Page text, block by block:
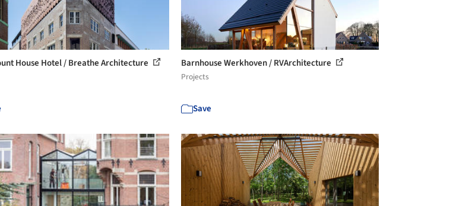
House Hotel / Breathe Architecture Barnhouse Werkhoven / RVArchitecture
Projects
Save